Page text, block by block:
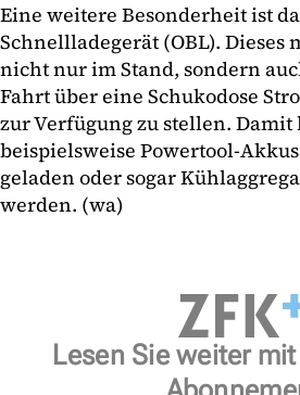
Eine weitere Besonderheit ist
Schnellladegerät (OBL). Dieses
nicht nur im Stand, sondern
Fahrt über eine Schukodose
zur Verfügung zu stellen. Damit
beispielsweise Powertool-
geladen oder sogar
werden. (wa)
Lesen Sie weiter